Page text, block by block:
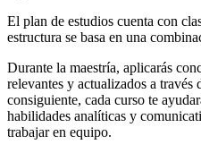
El plan de estudios cuenta con
estructura se basa en una
Durante la maestría, aplicarás
relevantes y actualizados a través
consiguiente, cada curso te
habilidades analíticas y
trabajar en equipo.